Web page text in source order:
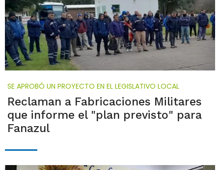
SE APROBÓ UN PROYECTO EN EL LEGISLATIVO LOCAL
Reclaman a Fabricaciones Militares
que informe el "plan previsto" para
Fanazul